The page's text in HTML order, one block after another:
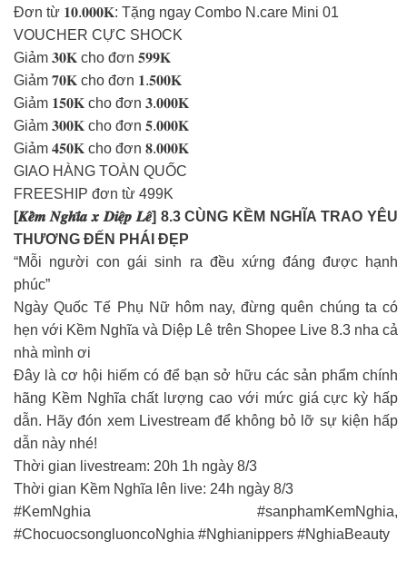
Đơn từ 𝟏𝟎.𝟎𝟎𝟎𝐊: Tặng ngay Combo N.care Mini 01
VOUCHER CỰC SHOCK
Giảm 𝟑𝟎𝐊 cho đơn 𝟓𝟗𝟗𝐊
Giảm 𝟕𝟎𝐊 cho đơn 𝟏.𝟓𝟎𝟎𝐊
Giảm 𝟏𝟓𝟎𝐊 cho đơn 𝟑.𝟎𝟎𝟎𝐊
Giảm 𝟑𝟎𝟎𝐊 cho đơn 𝟓.𝟎𝟎𝟎𝐊
Giảm 𝟒𝟓𝟎𝐊 cho đơn 𝟖.𝟎𝟎𝟎𝐊
GIAO HÀNG TOÀN QUỐC
FREESHIP đơn từ 499K
[𝑲𝒆̂̀𝒎 𝑵𝒈𝒉𝒊̃𝒂 𝒙 𝑫𝒊𝒆̣̂𝒑 𝑳𝒆̂] 8.3 CÙNG KỀM NGHĨA TRAO YÊU
THƯƠNG ĐẾN PHÁI ĐẸP
“Mỗi người con gái sinh ra đều xứng đáng được hạnh
phúc”
Ngày Quốc Tế Phụ Nữ hôm nay, đừng quên chúng ta có
hẹn với Kềm Nghĩa và Diệp Lê trên Shopee Live 8.3 nha cả
nhà mình ơi
Đây là cơ hội hiếm có để bạn sở hữu các sản phẩm chính
hãng Kềm Nghĩa chất lượng cao với mức giá cực kỳ hấp
dẫn. Hãy đón xem Livestream để không bỏ lỡ sự kiện hấp
dẫn này nhé!
Thời gian livestream: 20h 1h ngày 8/3
Thời gian Kềm Nghĩa lên live: 24h ngày 8/3
#KemNghia #sanphamKemNghia,
#ChocuocsongluoncoNghia #Nghianippers #NghiaBeauty